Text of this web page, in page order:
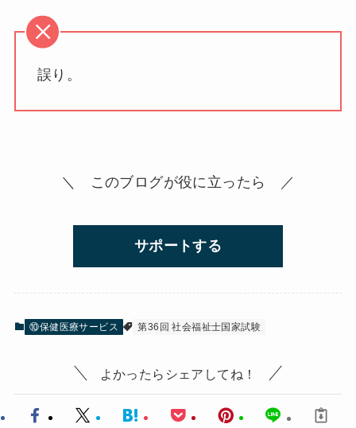
誤り。
＼ このブログが役に立ったら ／
サポートする
⑩保健医療サービス 第36回 社会福祉士国家試験
よかったらシェアしてね！